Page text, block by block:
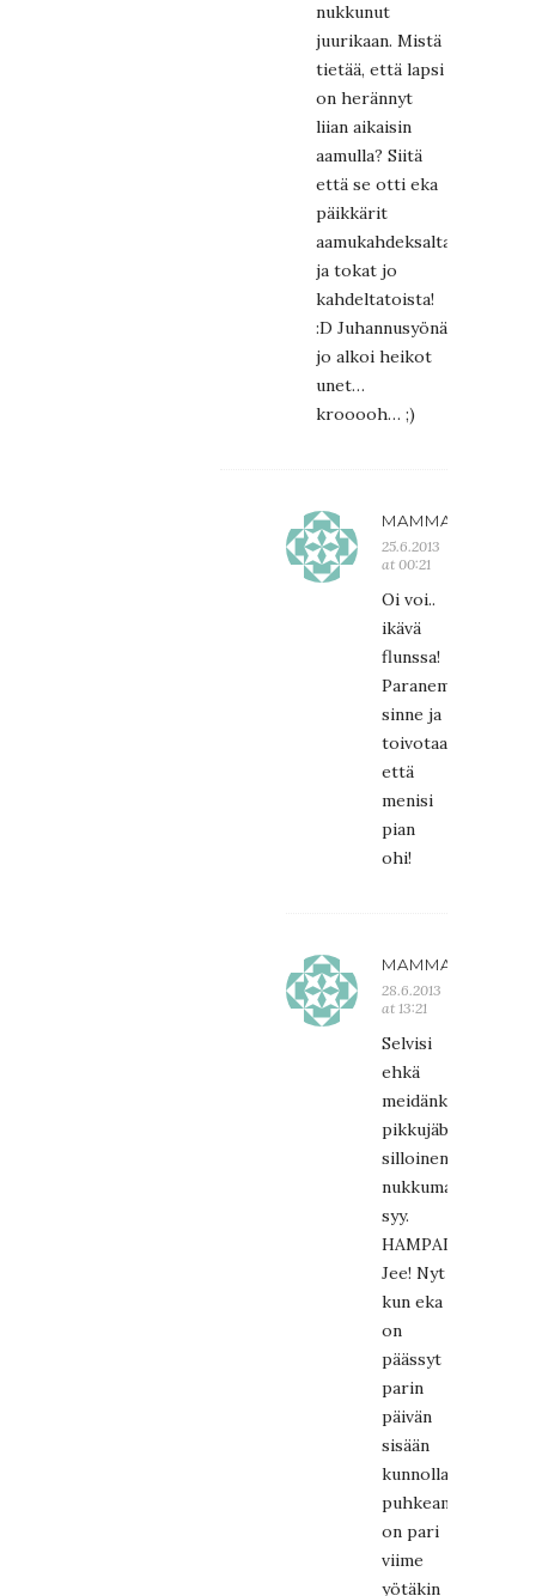
nukkunut
juurikaan. Mistä
tietää, että lapsi
on herännyt
liian aikaisin
aamulla? Siitä
että se otti eka
päikkärit
aamukahdeksalta
ja tokat jo
kahdeltatoista!
:D Juhannusyönä
jo alkoi heikot
unet…
krooooh… ;)
MAMMARA
25.6.2013
at 00:21
Oi voi..
ikävä
flunssa!
Paranemisia
sinne ja
toivotaan
että
menisi
pian
ohi!
MAMMARA
28.6.2013
at 13:21
Selvisi
ehkä
meidänkin
pikkujäbän
silloinen
syy.
HAMPAITA!
Jee! Nyt
kun eka
on
päässyt
parin
päivän
sisään
kunnolla
puhkeamaan,
on pari
viime
yötäkin